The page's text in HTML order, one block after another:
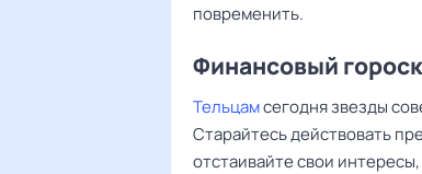
повременить.
Финансовый
Тельцамсегодня звезды
Старайтесь действовать
отстаивайте свои